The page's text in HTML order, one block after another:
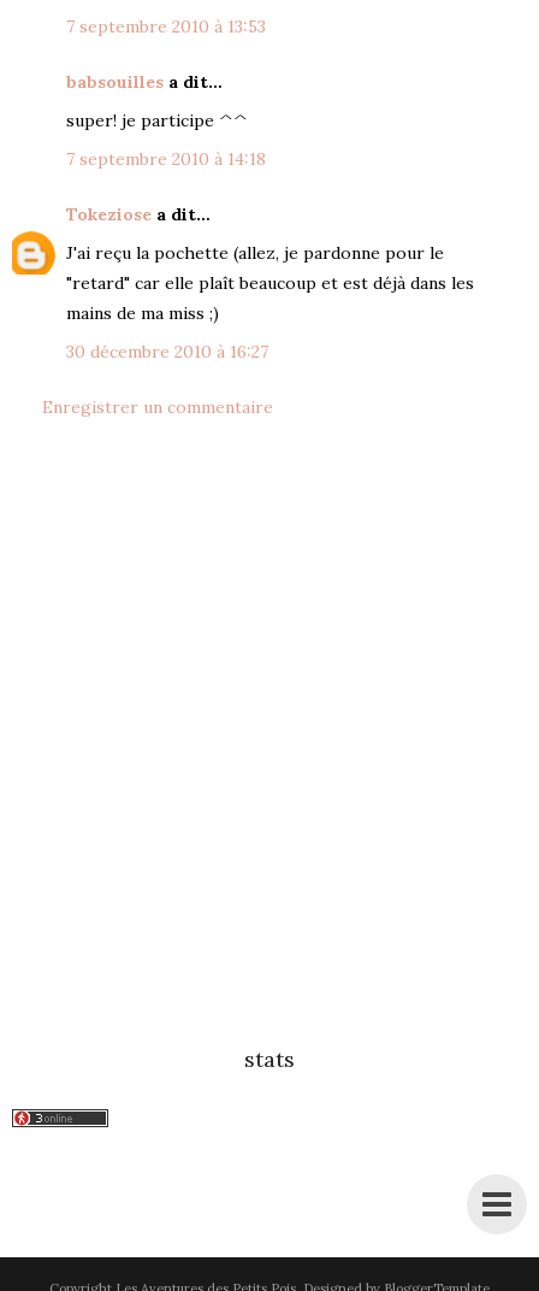
7 septembre 2010 à 13:53
babsouilles a dit…
super! je participe ^^
7 septembre 2010 à 14:18
Tokeziose a dit…
J'ai reçu la pochette (allez, je pardonne pour le
"retard" car elle plaît beaucoup et est déjà dans les
mains de ma miss ;)
30 décembre 2010 à 16:27
Enregistrer un commentaire
stats